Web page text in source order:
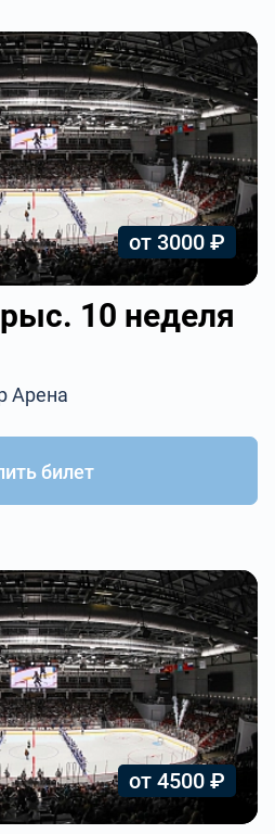
от 3000 ₽
10 неделя
Арена
билет
от 4500 ₽